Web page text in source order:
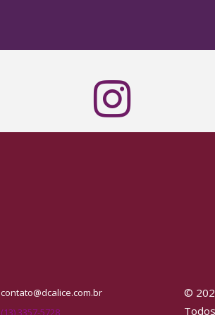
contato@dcalice.com.br
(13) 3357-5728
©